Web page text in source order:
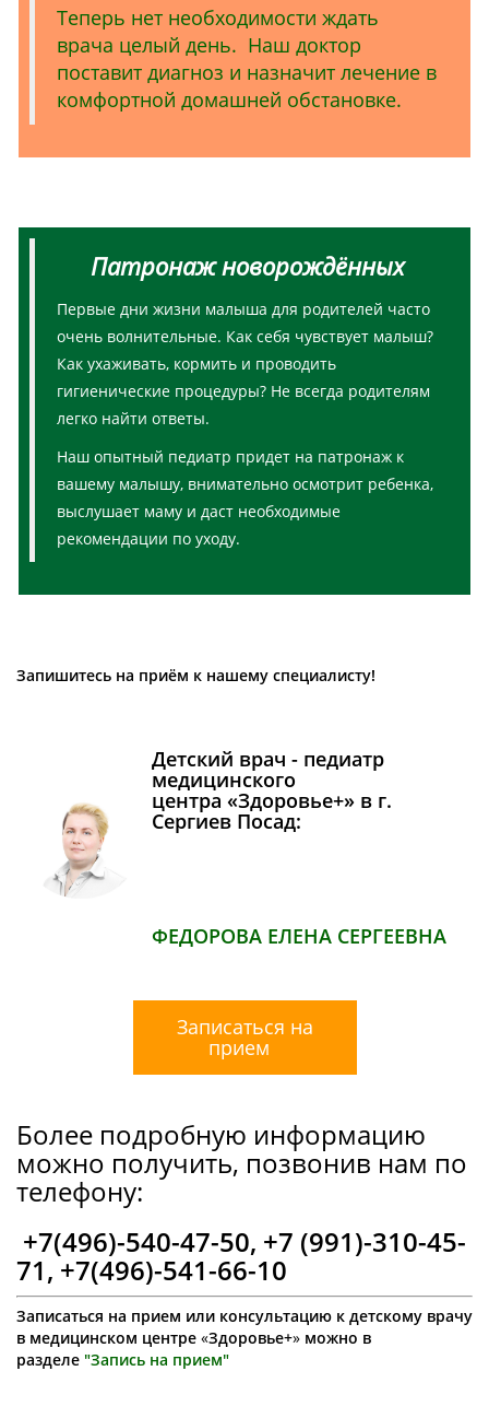
Теперь нет необходимости ждать
врача целый день. Наш доктор
поставит диагноз и назначит лечение в
комфортной домашней обстановке.
Патронаж новорождённых
Первые дни жизни малыша для родителей часто
очень волнительные. Как себя чувствует малыш?
Как ухаживать, кормить и проводить
гигиенические процедуры? Не всегда родителям
легко найти ответы.
Наш опытный педиатр придет на патронаж к
вашему малышу, внимательно осмотрит ребенка,
выслушает маму и даст необходимые
рекомендации по уходу.
Запишитесь на приём к нашему специалисту!
Детский врач - педиатр
медицинского
центра «Здоровье+» в г.
Сергиев Посад:
ФЕДОРОВА ЕЛЕНА СЕРГЕЕВНА
Записаться на
прием
Более подробную информацию
можно получить, позвонив нам по
телефону:
+7(496)-540-47-50, +7 (991)-310-45-
71, +7(496)-541-66-10
Записаться на прием или консультацию к детскому врачу
в медицинском центре «Здоровье+» можно в
разделе "Запись на прием"